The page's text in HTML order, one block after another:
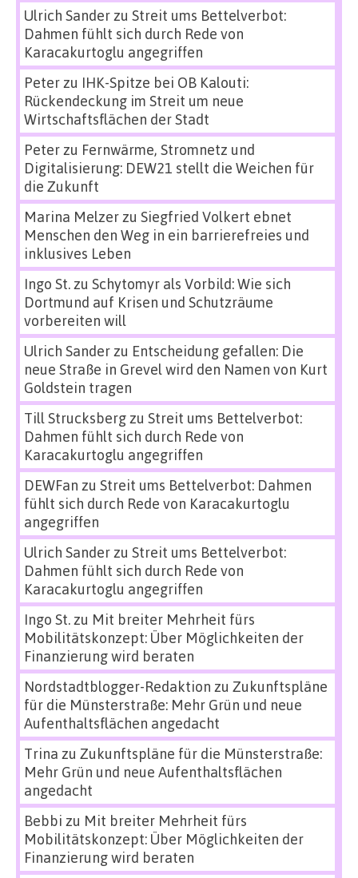
Ulrich Sanderzu Streit ums Bettelverbot:
Dahmen fühlt sich durch Rede von
Karacakurtoglu angegriffen
Peterzu IHK-Spitze bei OB Kalouti:
Rückendeckung im Streit um neue
Wirtschaftsflächen der Stadt
Peterzu Fernwärme, Stromnetz und
Digitalisierung: DEW21 stellt die Weichen für
die Zukunft
Marina Melzerzu Siegfried Volkert ebnet
Menschen den Weg in ein barrierefreies und
inklusives Leben
Ingo St.zu Schytomyr als Vorbild: Wie sich
Dortmund auf Krisen und Schutzräume
vorbereiten will
Ulrich Sanderzu Entscheidung gefallen: Die
neue Straße in Grevel wird den Namen von Kurt
Goldstein tragen
Till Strucksbergzu Streit ums Bettelverbot:
Dahmen fühlt sich durch Rede von
Karacakurtoglu angegriffen
DEWFan zu Streit ums Bettelverbot: Dahmen
fühlt sich durch Rede von Karacakurtoglu
angegriffen
Ulrich Sanderzu Streit ums Bettelverbot:
Dahmen fühlt sich durch Rede von
Karacakurtoglu angegriffen
Ingo St.zu Mit breiter Mehrheit fürs
Mobilitätskonzept: Über Möglichkeiten der
Finanzierung wird beraten
Nordstadtblogger-Redaktion zu Zukunftspläne
für die Münsterstraße: Mehr Grün und neue
Aufenthaltsflächen angedacht
Trina zu Zukunftspläne für die Münsterstraße:
Mehr Grün und neue Aufenthaltsflächen
angedacht
Bebbi zu Mit breiter Mehrheit fürs
Mobilitätskonzept: Über Möglichkeiten der
Finanzierung wird beraten